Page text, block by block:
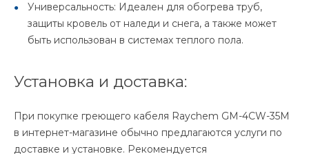
Универсальность: Идеален для обогрева труб,
защиты кровель от наледи и снега, а также может
быть использован в системах теплого пола.
Установка и доставка:
При покупке греющего кабеля Raychem GM-4CW-35M
в интернет-магазине обычно предлагаются услуги по
доставке и установке. Рекомендуется